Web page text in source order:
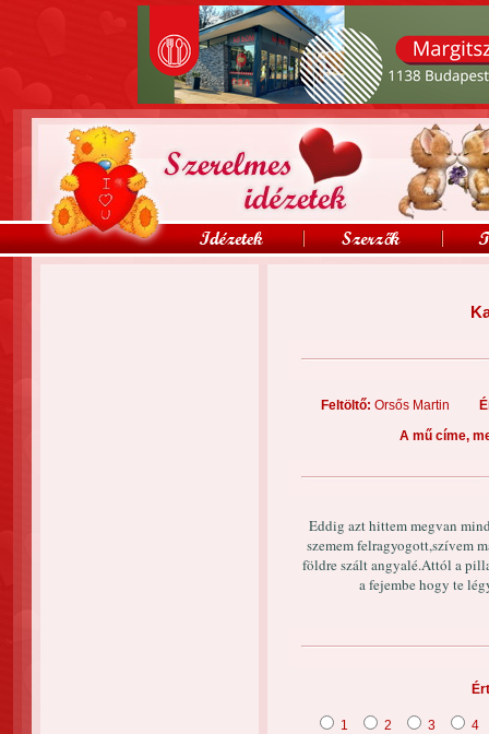
Feltöltő: Orsős Martin
A mű címe,
Eddig azt hittem megvan
szemem felragyogott,szívem
földre szált angyalé.Attól a
a fejembe hogy te
1 2 3 4